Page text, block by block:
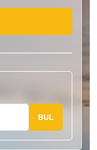
BUL